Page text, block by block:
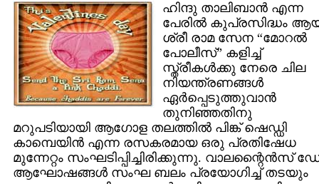
ഹിന്ദു താലിബാന്‍ എന്ന
പേരില്‍ കുപ്രസിദ്ധം
ശ്രീ രാമ സേന “മോറല്‍
പോലീസ്” കളിച്ച്
സ്ത്രീകള്‍ക്കു നേരെ ചില
നിയന്ത്രണങ്ങള്‍
ഏര്‍പ്പെടുത്തുവാന്‍
തുനിഞ്ഞതിനു
മറുപടിയായി ആഗോള തലത്തില്‍ പിങ്ക് ഷെഡ്ഡി
കാമ്പെയിന്‍ എന്ന രസകരമായ ഒരു പ്രതിഷേധ
മുന്നേറ്റം സംഘടിപ്പിച്ചിരിക്കുന്നു. വാലന്റൈന്‍സ്
ആഘോഷങ്ങള്‍ സംഘ ബലം പ്രയോഗിച്ച് തടയും